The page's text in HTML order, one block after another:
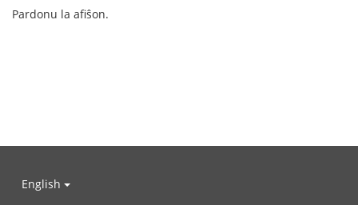
Pardonu la afiŝon.
English